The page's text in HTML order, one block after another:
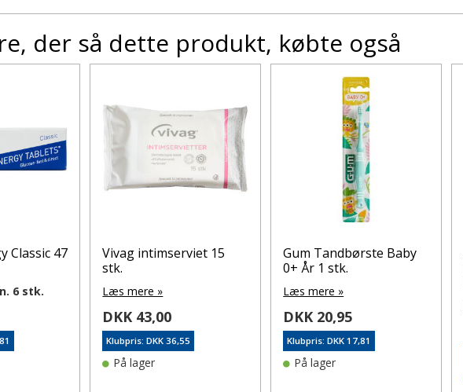
der så dette produkt, købte også
Classic 47
6 stk.
Vivag intimserviet 15
stk.
Læs mere »
DKK 43,00
Klubpris: DKK 36,55
På lager
Gum Tandbørste Baby
0+ År 1 stk.
Læs mere »
DKK 20,95
Klubpris: DKK 17,81
På lager